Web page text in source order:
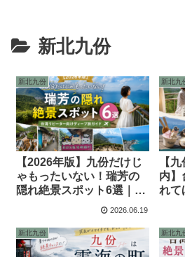
新北九份
新北九份
【2026年版】九份だけじ
ゃもったいない！瑞芳の
隠れ絶景スポット6選｜台
湾リピーター向けディー
2026.06.19
新北九
【
内】
れて
隠
新北九份 新北九